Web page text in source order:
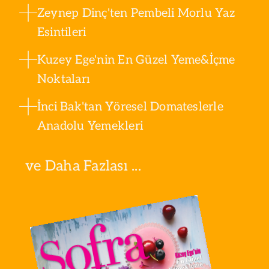
Zeynep Dinç'ten Pembeli Morlu Yaz
Esintileri
Kuzey Ege'nin En Güzel Yeme&İçme
Noktaları
İnci Bak'tan Yöresel Domateslerle
Anadolu Yemekleri
ve Daha Fazlası ...